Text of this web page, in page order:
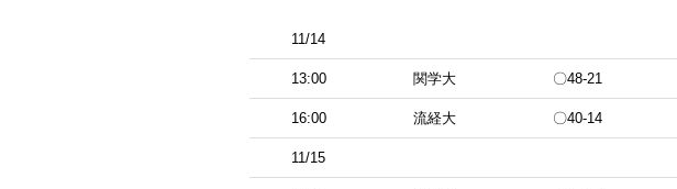
11/14
13:00 関学大 〇48-21
16:00 流経大 〇40-14
11/15